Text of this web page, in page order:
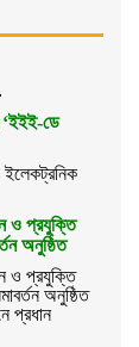
‘ইইই-ডে
ইলেকট্রনিক
ও প্রযুক্তি
অনুষ্ঠিত
ও প্রযুক্তি
অনুষ্ঠিত
প্রধান